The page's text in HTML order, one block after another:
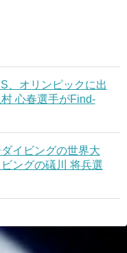
、オリンピックに出
心春選手がFind-
イビングの世界大
ングの礒川 将兵選